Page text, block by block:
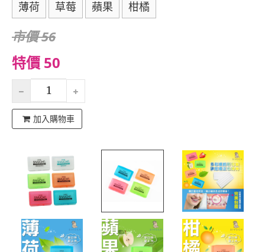
薄荷 草莓 蘋果 柑橘
市價 56
特價 50
加入購物車